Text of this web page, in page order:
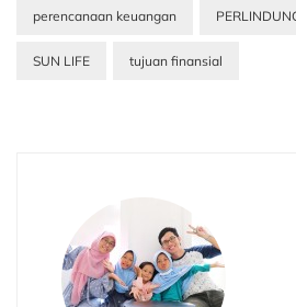
perencanaan keuangan
SUN LIFE tujuan finansial